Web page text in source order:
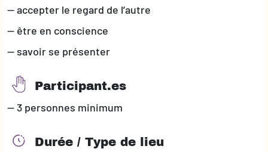
— accepter le regard de l’autre
— être en conscience
— savoir se présenter
Participant.es
— 3 personnes minimum
Durée / Type de lieu